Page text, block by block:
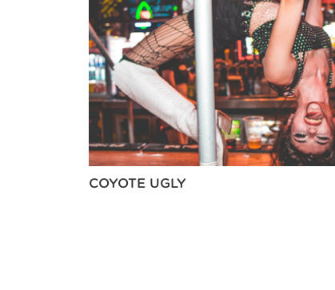
COYOTE UGLY